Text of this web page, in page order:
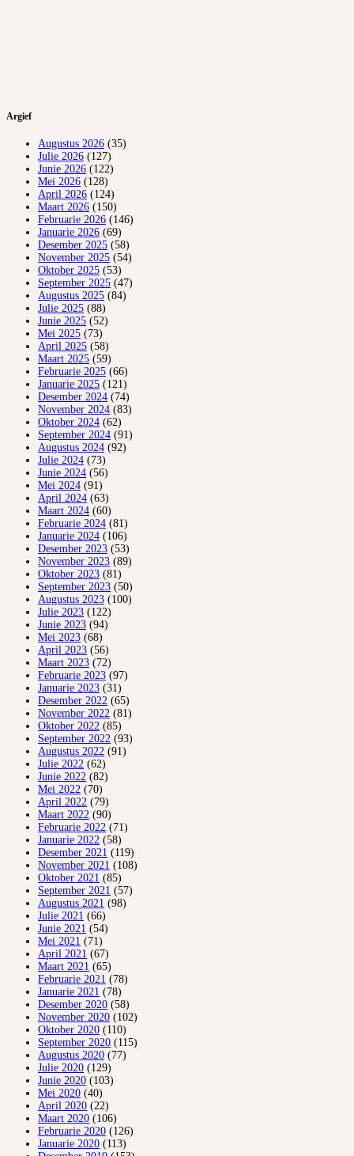
Argief
Augustus 2026 (35)
Julie 2026 (127)
Junie 2026 (122)
Mei 2026 (128)
April 2026 (124)
Maart 2026 (150)
Februarie 2026 (146)
Januarie 2026 (69)
Desember 2025 (58)
November 2025 (54)
Oktober 2025 (53)
September 2025 (47)
Augustus 2025 (84)
Julie 2025 (88)
Junie 2025 (52)
Mei 2025 (73)
April 2025 (58)
Maart 2025 (59)
Februarie 2025 (66)
Januarie 2025 (121)
Desember 2024 (74)
November 2024 (83)
Oktober 2024 (62)
September 2024 (91)
Augustus 2024 (92)
Julie 2024 (73)
Junie 2024 (56)
Mei 2024 (91)
April 2024 (63)
Maart 2024 (60)
Februarie 2024 (81)
Januarie 2024 (106)
Desember 2023 (53)
November 2023 (89)
Oktober 2023 (81)
September 2023 (50)
Augustus 2023 (100)
Julie 2023 (122)
Junie 2023 (94)
Mei 2023 (68)
April 2023 (56)
Maart 2023 (72)
Februarie 2023 (97)
Januarie 2023 (31)
Desember 2022 (65)
November 2022 (81)
Oktober 2022 (85)
September 2022 (93)
Augustus 2022 (91)
Julie 2022 (62)
Junie 2022 (82)
Mei 2022 (70)
April 2022 (79)
Maart 2022 (90)
Februarie 2022 (71)
Januarie 2022 (58)
Desember 2021 (119)
November 2021 (108)
Oktober 2021 (85)
September 2021 (57)
Augustus 2021 (98)
Julie 2021 (66)
Junie 2021 (54)
Mei 2021 (71)
April 2021 (67)
Maart 2021 (65)
Februarie 2021 (78)
Januarie 2021 (78)
Desember 2020 (58)
November 2020 (102)
Oktober 2020 (110)
September 2020 (115)
Augustus 2020 (77)
Julie 2020 (129)
Junie 2020 (103)
Mei 2020 (40)
April 2020 (22)
Maart 2020 (106)
Februarie 2020 (126)
Januarie 2020 (113)